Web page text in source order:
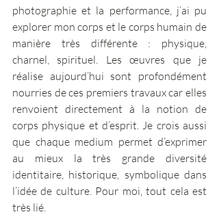
photographie et la performance, j’ai pu
explorer mon corps et le corps humain de
manière très différente : physique,
charnel, spirituel. Les œuvres que je
réalise aujourd’hui sont profondément
nourries de ces premiers travaux car elles
renvoient directement à la notion de
corps physique et d’esprit. Je crois aussi
que chaque medium permet d’exprimer
au mieux la très grande diversité
identitaire, historique, symbolique dans
l’idée de culture. Pour moi, tout cela est
très lié.